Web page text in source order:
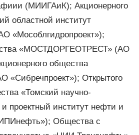
(МИИГАиК); Акционерного
областной институт
«Мособлгидропроект»);
«МОСТДОРГЕОТРЕСТ» (АО
общества
«Сибречпроект»); Открытого
«Томский научно-
проектный институт нефти и
Общества с